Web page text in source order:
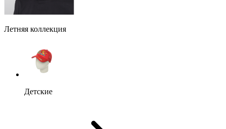
Летняя коллекция
Детские